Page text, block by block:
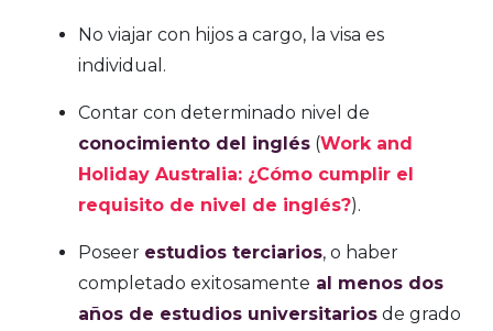
No viajar con hijos a cargo, la visa es
individual.
Contar con determinado nivel de
conocimiento del inglés (Work and
Holiday Australia: ¿Cómo cumplir el
requisito de nivel de inglés?).
Poseer estudios terciarios, o haber
completado exitosamente al menos dos
años de estudios universitarios de grado